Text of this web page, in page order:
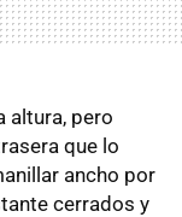
altura, pero
que lo
ancho por
cerrados y